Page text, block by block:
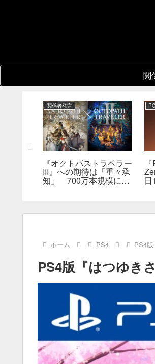
関
関係者発言
『オクトパストラベラー
III』への期待は「重々承
知」 700万本規模に成
PC
ホーム PS4 PS4
PS4版『はつゆき